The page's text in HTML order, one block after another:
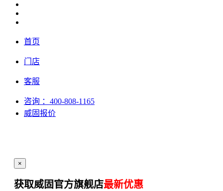
首页
门店
客服
咨询 ：400-808-1165
威固报价
×
获取威固官方旗舰店最新优惠